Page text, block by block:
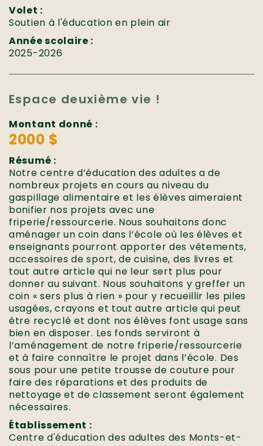
Volet :
Soutien à l'éducation en plein air
Année scolaire :
2025-2026
Espace deuxième vie !
Montant donné :
2000 $
Résumé :
Notre centre d’éducation des adultes a de
nombreux projets en cours au niveau du
gaspillage alimentaire et les élèves aimeraient
bonifier nos projets avec une
friperie/ressourcerie. Nous souhaitons donc
aménager un coin dans l’école où les élèves et
enseignants pourront apporter des vêtements,
accessoires de sport, de cuisine, des livres et
tout autre article qui ne leur sert plus pour
donner au suivant. Nous souhaitons y greffer un
coin « sers plus à rien » pour y recueillir les piles
usagées, crayons et tout autre article qui peut
être recyclé et dont nos élèves font usage sans
bien en disposer. Les fonds serviront à
l’aménagement de notre friperie/ressourcerie
et à faire connaître le projet dans l’école. Des
sous pour une petite trousse de couture pour
faire des réparations et des produits de
nettoyage et de classement seront également
nécessaires.
Établissement :
Centre d'éducation des adultes des Monts-et-